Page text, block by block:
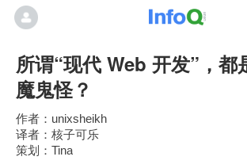
所谓“现代 Web 开发”，都
魔鬼怪？
unixsheikh
核子可乐
Tina